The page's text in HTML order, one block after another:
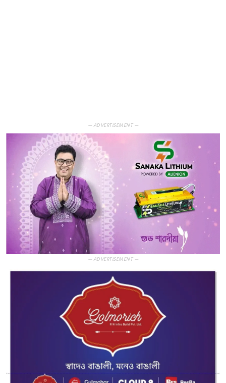
— ADVERTISEMENT —
— ADVERTISEMENT —